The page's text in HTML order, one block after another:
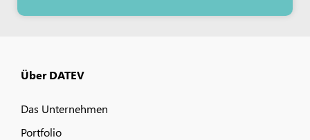
Über DATEV
Das Unternehmen
Portfolio